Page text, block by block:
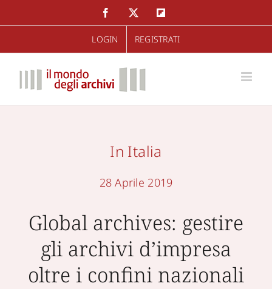
al
FacebookTwitter
LOGIN REGISTRATI
In Italia
28 Aprile 2019
Global archives: gestire
gli archivi d’impresa
oltre i confini nazionali